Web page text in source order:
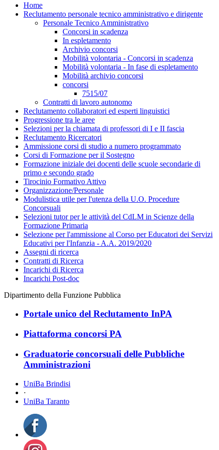
Home
Reclutamento personale tecnico amministrativo e dirigente
Personale Tecnico Amministrativo
Concorsi in scadenza
In espletamento
Archivio concorsi
Mobilità volontaria - Concorsi in scadenza
Mobilità volontaria - In fase di espletamento
Mobilità archivio concorsi
concorsi
7515/07
Contratti di lavoro autonomo
Reclutamento collaboratori ed esperti linguistici
Progressione tra le aree
Selezioni per la chiamata di professori di I e II fascia
Reclutamento Ricercatori
Ammissione corsi di studio a numero programmato
Corsi di Formazione per il Sostegno
Formazione iniziale dei docenti delle scuole secondarie di
primo e secondo grado
Tirocinio Formativo Attivo
Organizzazione/Personale
Modulistica utile per l'utenza della U.O. Procedure
Concorsuali
Selezioni tutor per le attività del CdLM in Scienze della
Formazione Primaria
Selezione per l'ammissione al Corso per Educatori dei Servizi
Educativi per l'Infanzia - A.A. 2019/2020
Assegni di ricerca
Contratti di Ricerca
Incarichi di Ricerca
Incarichi Post-doc
Dipartimento della Funzione Pubblica
Portale unico del Reclutamento InPA
Piattaforma concorsi PA
Graduatorie concorsuali delle Pubbliche
Amministrazioni
UniBa Brindisi
·
UniBa Taranto